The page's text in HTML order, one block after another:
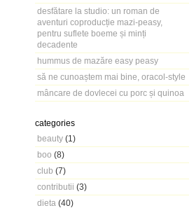
desfătare la studio: un roman de
aventuri coproducție mazi-peasy,
pentru suflete boeme și minți
decadente
hummus de mazăre easy peasy
să ne cunoaștem mai bine, oracol-style
mâncare de dovlecei cu porc și quinoa
categories
beauty (1)
boo (8)
club (7)
contributii (3)
dieta (40)